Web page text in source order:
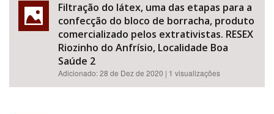
Filtração do látex, uma das etapas para a
confecção do bloco de borracha, produto
comercializado pelos extrativistas. RESEX
Riozinho do Anfrísio, Localidade Boa
Saúde 2
Adicionado:28 de Dez de 2020 | 1 visualizações